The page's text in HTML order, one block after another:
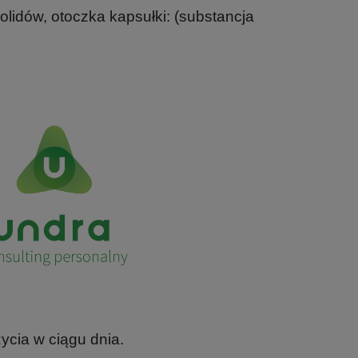
otoczka kapsułki: (substancja
w ciągu dnia.